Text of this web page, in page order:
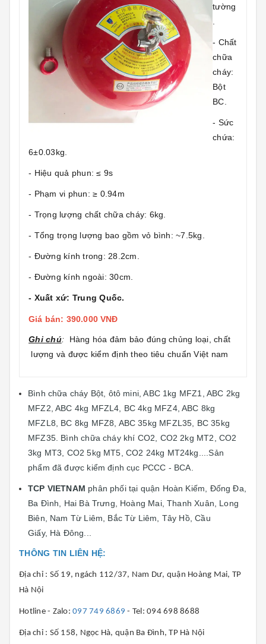
tường
- Chất
chữa
cháy:
Bột
BC.
- Sức
chứa:
6±0.03kg.
- Hiệu quả phun: ≤ 9s
- Phạm vi phun: ≥ 0.94m
- Trọng lượng chất chữa cháy: 6kg.
- Tổng trọng lượng bao gồm vỏ bình: ~7.5kg.
- Đường kính trong: 28.2cm.
- Đường kính ngoài: 30cm.
- Xuất xứ: Trung Quốc.
Giá bán: 390.000 VNĐ
Ghi chú: Hàng hóa đảm bảo đúng chủng loại, chất
lượng và được kiểm định theo tiêu chuẩn Việt nam
Bình chữa cháy Bột, ôtô mini, ABC 1kg MFZ1, ABC 2kg
MFZ2, ABC 4kg MFZL4, BC 4kg MFZ4, ABC 8kg
MFZL8, BC 8kg MFZ8, ABC 35kg MFZL35, BC 35kg
MFZ35. Bình chữa cháy khí CO2, CO2 2kg MT2, CO2
3kg MT3, CO2 5kg MT5, CO2 24kg MT24kg....Sản
phẩm đã được kiểm định cục PCCC - BCA.
TCP VIETNAM phân phối tại quận Hoàn Kiếm, Đống Đa,
Ba Đình, Hai Bà Trưng, Hoàng Mai, Thanh Xuân, Long
Biên, Nam Từ Liêm, Bắc Từ Liêm, Tây Hồ, Cầu
Giấy, Hà Đông...
THÔNG TIN LIÊN HỆ:
Địa chỉ : Số 19, ngách 112/37, Nam Dư, quận Hoàng Mai, TP
Hà Nội
Hotline - Zalo: 097 749 6869- Tel: 094 698 8688
Địa chỉ : Số 158, Ngọc Hà, quận Ba Đình, TP Hà Nội